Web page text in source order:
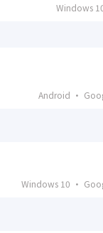
Windows
Android ·
Windows 10 ·